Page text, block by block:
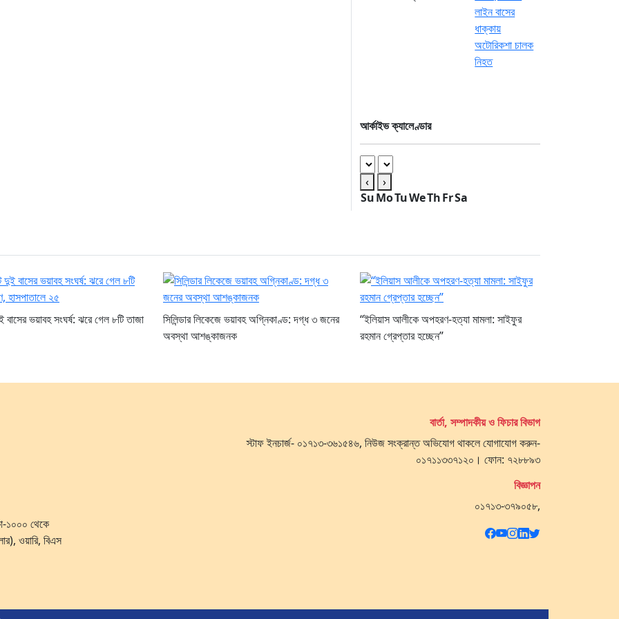
আর্কাইভ ক্যালেণ্ডার
‹
›
SuMoTuWeThFrSa
বাসের ভয়াবহ সংঘর্ষ: ঝরে গেল ৮টি তাজা
সিলিন্ডার লিকেজে ভয়াবহ অগ্নিকাণ্ড: দগ্ধ ৩ জনের
অবস্থা আশঙ্কাজনক
“ইলিয়াস আলীকে অপহরণ-হত্যা মামলা: সাইফুর
রহমান গ্রেপ্তার হচ্ছেন”
১০০০ থেকে
ওয়ারি, বিএস
বার্তা, সম্পাদকীয় ও ফিচার বিভাগ
স্টাফ ইনচার্জ- ০১৭১৩-৩৬১৫৪৬, নিউজ সংক্রান্ত অভিযোগ থাকলে যোগাযোগ করুন-
০১৭১১৩৩৭১২০। ফোন: ৭২৮৮৯৩
বিজ্ঞাপন
০১৭১৩-৩৭৯০৫৮,